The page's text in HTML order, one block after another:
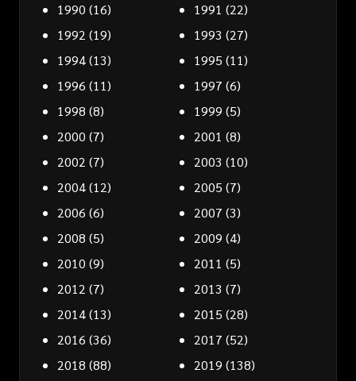
1990 (16) 1991 (22)
1992 (19) 1993 (27)
1994(13) 1995 (11)
1996 (11) 1997 (6)
1998 (8) 1999 (5)
2000 (7) 2001 (8)
2002 (7) 2003 (10)
2004(12) 2005 (7)
2006 (6) 2007 (3)
2008 (5) 2009 (4)
2010 (9) 2011 (5)
2012 (7) 2013 (7)
2014(13) 2015 (28)
2016 (36) 2017 (52)
2018 (88) 2019 (138)